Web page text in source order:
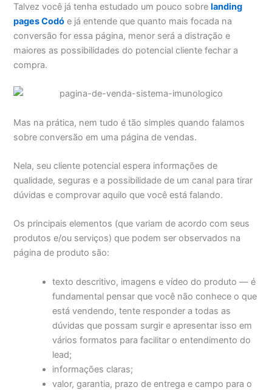
Talvez você já tenha estudado um pouco sobrelanding
pages Codó e já entende que quanto mais focada na
conversão for essa página, menor será a distração e
maiores as possibilidades do potencial cliente fechar a
compra.
Mas na prática, nem tudo é tão simples quando falamos
sobre conversão em uma página de vendas.
Nela, seu cliente potencial espera informações de
qualidade, seguras e a possibilidade de um canal para tirar
dúvidas e comprovar aquilo que você está falando.
Os principais elementos (que variam de acordo com seus
produtos e/ou serviços) que podem ser observados na
página de produto são:
texto descritivo, imagens e vídeo do produto — é
fundamental pensar que você não conhece o que
está vendendo, tente responder a todas as
dúvidas que possam surgir e apresentar isso em
vários formatos para facilitar o entendimento do
lead;
informações claras;
valor, garantia, prazo de entrega e campo para o